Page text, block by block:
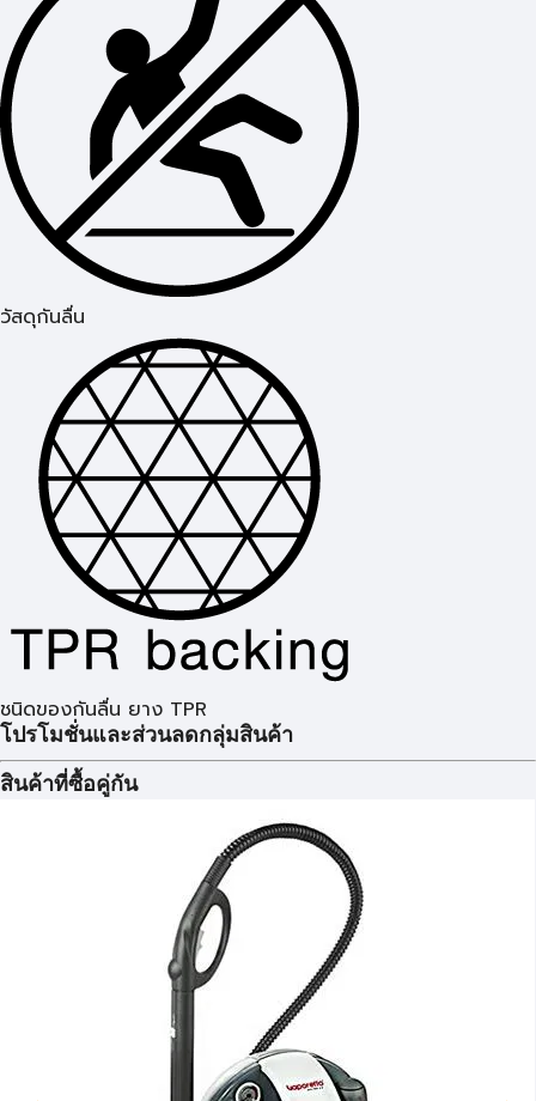
วัสดุกันลื่น
ชนิดของกันลื่น ยาง TPR
โปรโมชั่นและส่วนลดกลุ่มสินค้า
สินค้าที่ซื้อคู่กัน